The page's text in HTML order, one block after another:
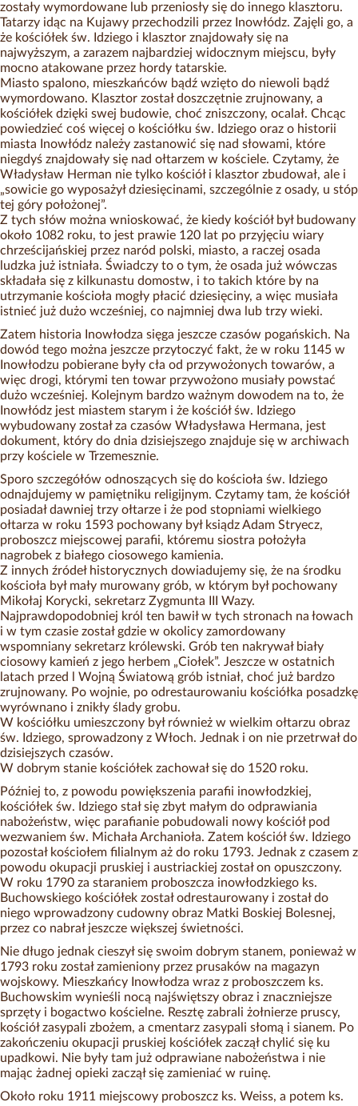
zostały wymordowane lub przeniosły się do innego klasztoru.
Tatarzy idąc na Kujawy przechodzili przez Inowłódz. Zajęli go, a
że kościółek św. Idziego i klasztor znajdowały się na
najwyższym, a zarazem najbardziej widocznym miejscu, były
mocno atakowane przez hordy tatarskie.
Miasto spalono, mieszkańców bądź wzięto do niewoli bądź
wymordowano. Klasztor został doszczętnie zrujnowany, a
kościółek dzięki swej budowie, choć zniszczony, ocalał. Chcąc
powiedzieć coś więcej o kościółku św. Idziego oraz o historii
miasta Inowłódz należy zastanowić się nad słowami, które
niegdyś znajdowały się nad ołtarzem w kościele. Czytamy, że
Władysław Herman nie tylko kościół i klasztor zbudował, ale i
„sowicie go wyposażył dziesięcinami, szczególnie z osady, u stóp
tej góry położonej”.
Z tych słów można wnioskować, że kiedy kościół był budowany
około 1082 roku, to jest prawie 120 lat po przyjęciu wiary
chrześcijańskiej przez naród polski, miasto, a raczej osada
ludzka już istniała. Świadczy to o tym, że osada już wówczas
składała się z kilkunastu domostw, i to takich które by na
utrzymanie kościoła mogły płacić dziesięciny, a więc musiała
istnieć już dużo wcześniej, co najmniej dwa lub trzy wieki.
Zatem historia Inowłodza sięga jeszcze czasów pogańskich. Na
dowód tego można jeszcze przytoczyć fakt, że w roku 1145 w
Inowłodzu pobierane były cła od przywożonych towarów, a
więc drogi, którymi ten towar przywożono musiały powstać
dużo wcześniej. Kolejnym bardzo ważnym dowodem na to, że
Inowłódz jest miastem starym i że kościół św. Idziego
wybudowany został za czasów Władysława Hermana, jest
dokument, który do dnia dzisiejszego znajduje się w archiwach
przy kościele w Trzemesznie.
Sporo szczegółów odnoszących się do kościoła św. Idziego
odnajdujemy w pamiętniku religijnym. Czytamy tam, że kościół
posiadał dawniej trzy ołtarze i że pod stopniami wielkiego
ołtarza w roku 1593 pochowany był ksiądz Adam Stryecz,
proboszcz miejscowej parafii, któremu siostra położyła
nagrobek z białego ciosowego kamienia.
Z innych źródeł historycznych dowiadujemy się, że na środku
kościoła był mały murowany grób, w którym był pochowany
Mikołaj Korycki, sekretarz Zygmunta III Wazy.
Najprawdopodobniej król ten bawił w tych stronach na łowach
i w tym czasie został gdzie w okolicy zamordowany
wspomniany sekretarz królewski. Grób ten nakrywał biały
ciosowy kamień z jego herbem „Ciołek”. Jeszcze w ostatnich
latach przed l Wojną Światową grób istniał, choć już bardzo
zrujnowany. Po wojnie, po odrestaurowaniu kościółka posadzkę
wyrównano i znikły ślady grobu.
W kościółku umieszczony był również w wielkim ołtarzu obraz
św. Idziego, sprowadzony z Włoch. Jednak i on nie przetrwał do
dzisiejszych czasów.
W dobrym stanie kościółek zachował się do 1520 roku.
Później to, z powodu powiększenia parafii inowłodzkiej,
kościółek św. Idziego stał się zbyt małym do odprawiania
nabożeństw, więc parafianie pobudowali nowy kościół pod
wezwaniem św. Michała Archanioła. Zatem kościół św. Idziego
pozostał kościołem filialnym aż do roku 1793. Jednak z czasem z
powodu okupacji pruskiej i austriackiej został on opuszczony.
W roku 1790 za staraniem proboszcza inowłodzkiego ks.
Buchowskiego kościółek został odrestaurowany i został do
niego wprowadzony cudowny obraz Matki Boskiej Bolesnej,
przez co nabrał jeszcze większej świetności.
Nie długo jednak cieszył się swoim dobrym stanem, ponieważ w
1793 roku został zamieniony przez prusaków na magazyn
wojskowy. Mieszkańcy Inowłodza wraz z proboszczem ks.
Buchowskim wynieśli nocą najświętszy obraz i znaczniejsze
sprzęty i bogactwo kościelne. Resztę zabrali żołnierze pruscy,
kościół zasypali zbożem, a cmentarz zasypali słomą i sianem. Po
zakończeniu okupacji pruskiej kościółek zaczął chylić się ku
upadkowi. Nie były tam już odprawiane nabożeństwa i nie
mając żadnej opieki zaczął się zamieniać w ruinę.
Około roku 1911 miejscowy proboszcz ks. Weiss, a potem ks.